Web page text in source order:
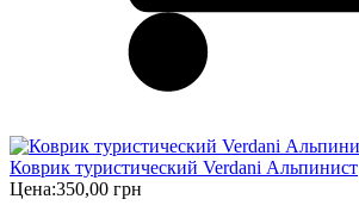
Коврик туристический Verdani Альпинист
Цена:350,00 грн